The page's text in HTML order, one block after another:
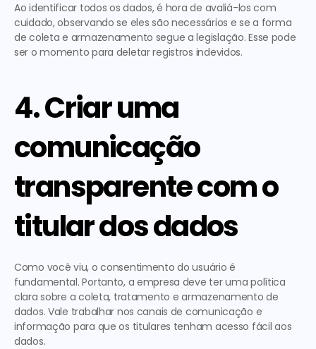
Ao identificar todos os dados, é hora de avaliá-los com
cuidado, observando se eles são necessários e se a forma
de coleta e armazenamento segue a legislação. Esse pode
ser o momento para deletar registros indevidos.
4. Criar uma
comunicação
transparente com o
titular dos dados
Como você viu, o consentimento do usuário é
fundamental. Portanto, a empresa deve ter uma política
clara sobre a coleta, tratamento e armazenamento de
dados. Vale trabalhar nos canais de comunicação e
informação para que os titulares tenham acesso fácil aos
dados.